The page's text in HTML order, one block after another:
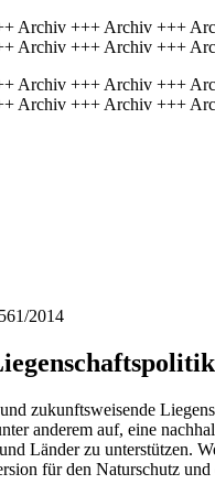
Archiv +++ Archiv +++
Archiv +++ Archiv +++
Archiv +++ Archiv +++
Archiv +++ Archiv +++
2014
zukunftsweisende
anderem auf, eine
Länder zu unterstützen.
für den Naturschutz und